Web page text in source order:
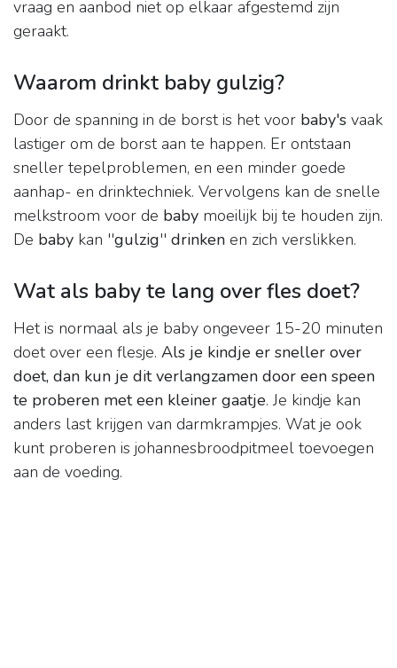
vraag en aanbod niet op elkaar afgestemd zijn
geraakt.
Waarom drinkt baby gulzig?
Door de spanning in de borst is het voor baby's vaak
lastiger om de borst aan te happen. Er ontstaan
sneller tepelproblemen, en een minder goede
aanhap- en drinktechniek. Vervolgens kan de snelle
melkstroom voor de baby moeilijk bij te houden zijn.
De baby kan ''gulzig'' drinken en zich verslikken.
Wat als baby te lang over fles doet?
Het is normaal als je baby ongeveer 15-20 minuten
doet over een flesje. Als je kindje er sneller over
doet, dan kun je dit verlangzamen door een speen
te proberen met een kleiner gaatje. Je kindje kan
anders last krijgen van darmkrampjes. Wat je ook
kunt proberen is johannesbroodpitmeel toevoegen
aan de voeding.